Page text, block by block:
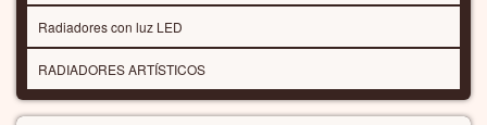
Radiadores con luz LED
RADIADORES ARTÍSTICOS